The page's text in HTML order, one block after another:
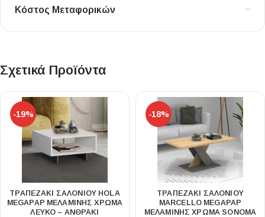
Κόστος Μεταφορικών
Σχετικά Προϊόντα
-19%
ΤΡΑΠΕΖΆΚΙ ΣΑΛΟΝΙΟΎ HOLA
MEGAPAP ΜΕΛΑΜΊΝΗΣ ΧΡΏΜΑ
ΛΕΥΚΌ – ΑΝΘΡΑΚΊ
-18%
ΤΡΑΠΕΖΆΚΙ ΣΑΛΟΝΙΟΎ
MARCELLO MEGAPAP
ΜΕΛΑΜΊΝΗΣ ΧΡΏΜΑ SONOMA